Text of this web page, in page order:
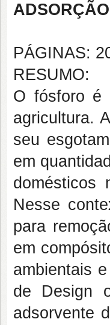
PÁGINAS:
RESUMO:
O fósforo é
agricultura.
seu
em
domésticos
Nesse
para
em
ambientais
de Design
adsorvente